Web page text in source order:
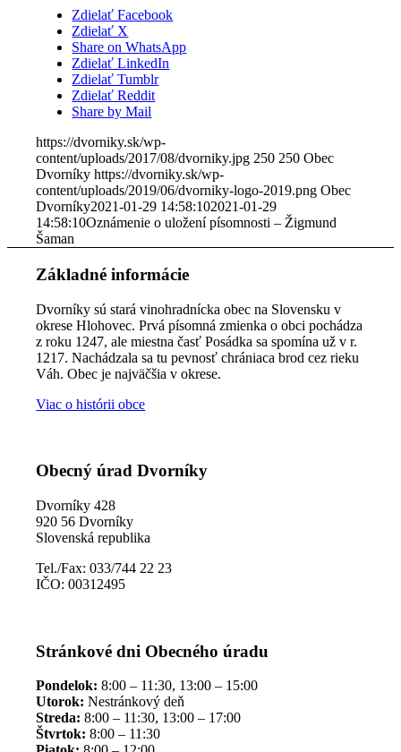
Zdielať Facebook
Zdielať X
Share on WhatsApp
Zdielať LinkedIn
Zdielať Tumblr
Zdielať Reddit
Share by Mail
https://dvorniky.sk/wp-
content/uploads/2017/08/dvorniky.jpg 250 250 Obec
Dvorníky https://dvorniky.sk/wp-
content/uploads/2019/06/dvorniky-logo-2019.png Obec
Dvorníky2021-01-29 14:58:102021-01-29
14:58:10Oznámenie o uložení písomnosti – Žigmund
Šaman
Základné informácie
Dvorníky sú stará vinohradnícka obec na Slovensku v
okrese Hlohovec. Prvá písomná zmienka o obci pochádza
z roku 1247, ale miestna časť Posádka sa spomína už v r.
1217. Nachádzala sa tu pevnosť chrániaca brod cez rieku
Váh. Obec je najväčšia v okrese.
Viac o histórii obce
Obecný úrad Dvorníky
Dvorníky 428
920 56 Dvorníky
Slovenská republika
Tel./Fax: 033/744 22 23
IČO: 00312495
Stránkové dni Obecného úradu
Pondelok: 8:00 – 11:30, 13:00 – 15:00
Utorok: Nestránkový deň
Streda: 8:00 – 11:30, 13:00 – 17:00
Štvrtok: 8:00 – 11:30